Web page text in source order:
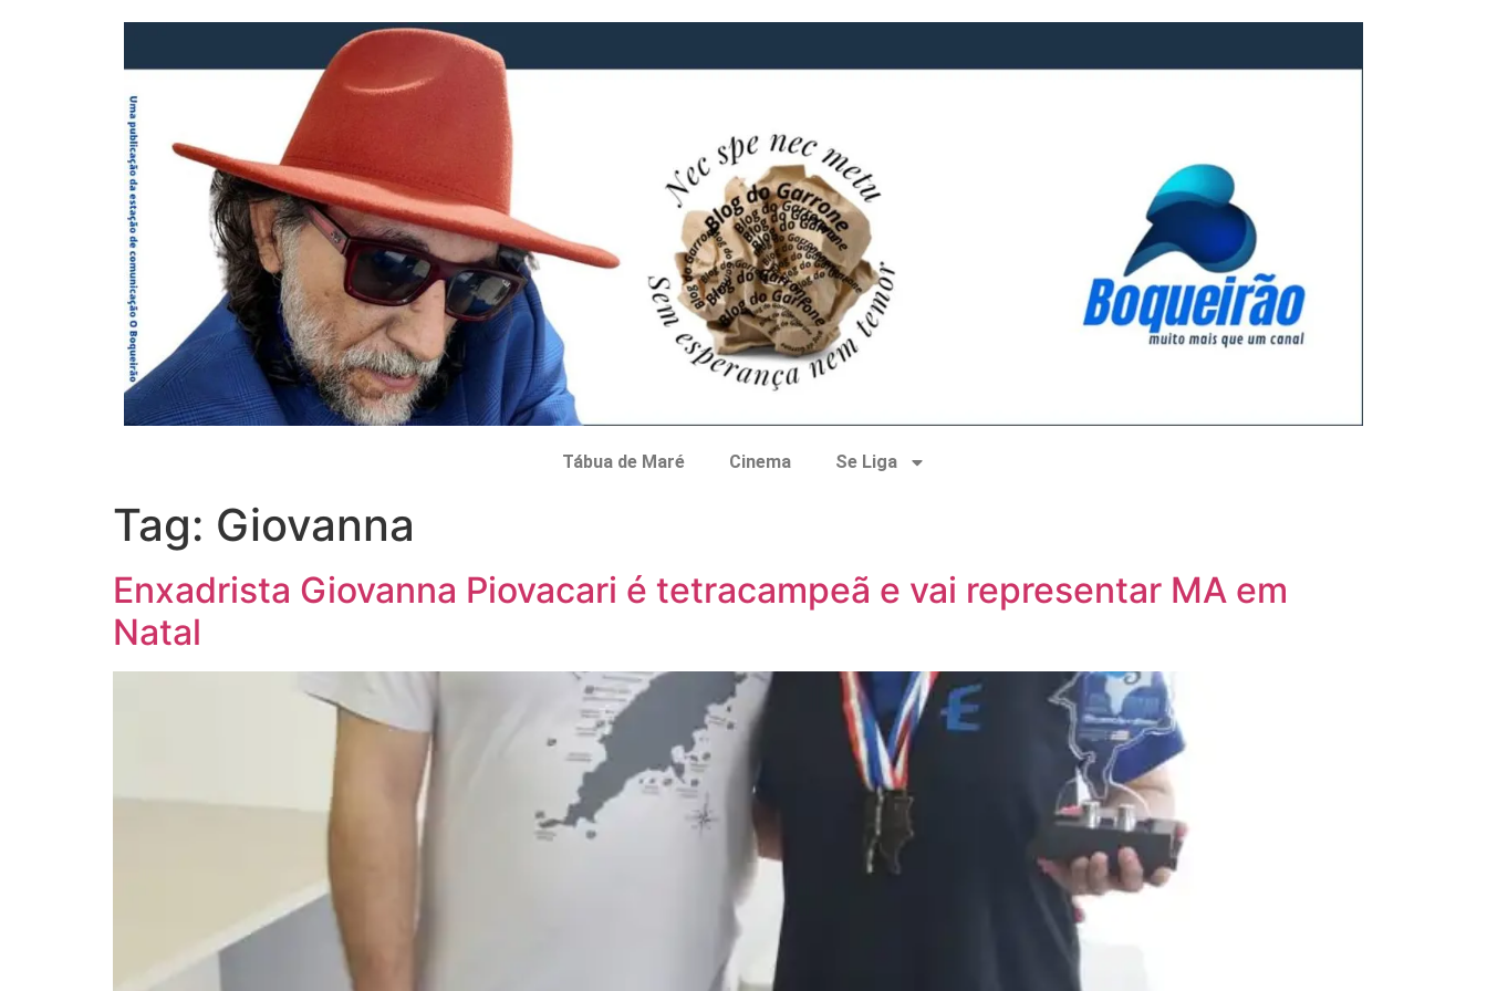
Tábua de Maré Cinema Se Liga
Tag: Giovanna
Enxadrista Giovanna Piovacari é tetracampeã e vai representar MA em
Natal